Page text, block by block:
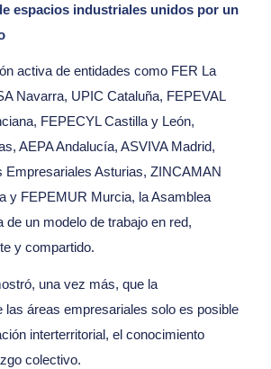
espacios industriales unidos por un
activa de entidades como FER La
Navarra, UPIC Cataluña, FEPEVAL
FEPECYL Castilla y León,
AEPA Andalucía, ASVIVA Madrid,
Empresariales Asturias, ZINCAMAN
y FEPEMUR Murcia, la Asamblea
de un modelo de trabajo en red,
y compartido.
una vez más, que la
las áreas empresariales solo es posible
interterritorial, el conocimiento
colectivo.